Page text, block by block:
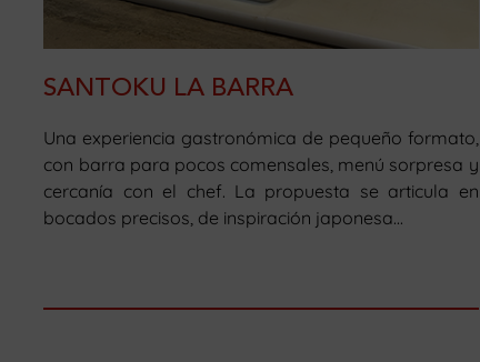
SANTOKU LA BARRA
Una experiencia gastronómica de pequeño formato,
con barra para pocos comensales, menú sorpresa y
cercanía con el chef. La propuesta se articula en
bocados precisos, de inspiración japonesa...